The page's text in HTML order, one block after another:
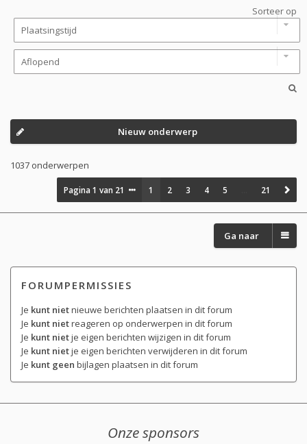
Sorteer op
Nieuw onderwerp
1037 onderwerpen
Pagina1 van 21 1 2 3 4 5 21
Ga naar
FORUMPERMISSIES
Je kunt nietnieuwe berichten plaatsen in dit forum
Je kunt nietreageren op onderwerpen in dit forum
Je kunt nietje eigen berichten wijzigen in dit forum
Je kunt nietje eigen berichten verwijderen in dit forum
Je kunt geen bijlagen plaatsen in dit forum
Onze sponsors